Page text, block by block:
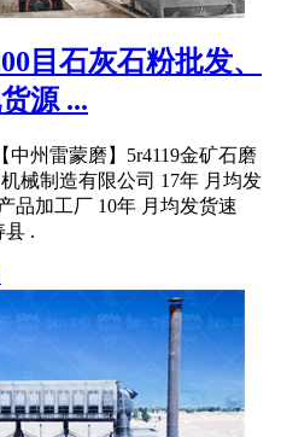
目石灰石粉批发、
源 ...
州雷蒙磨】5r4119金矿石磨
械制造有限公司 17年 月均发
品加工厂 10年 月均发货速
县 .